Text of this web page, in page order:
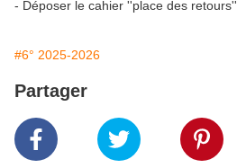
- Déposer le cahier ''place des retours''
#6° 2025-2026
Partager